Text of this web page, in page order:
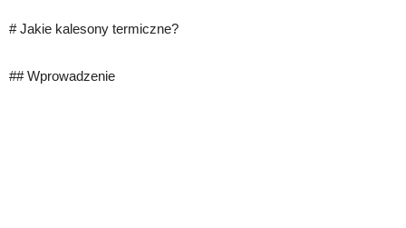
# Jakie kalesony termiczne?
## Wprowadzenie